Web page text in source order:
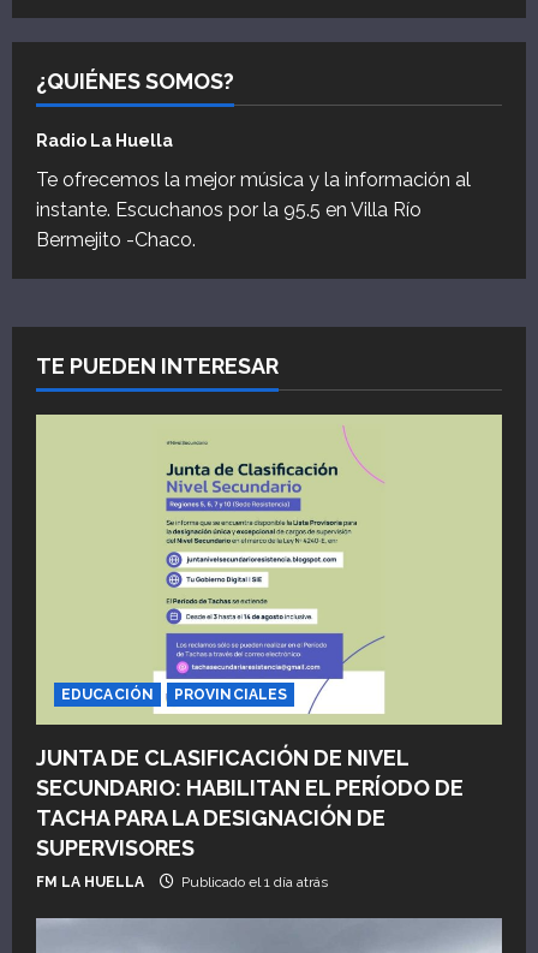
¿QUIÉNES SOMOS?
Radio La Huella
Te ofrecemos la mejor música y la información al
instante. Escuchanos por la 95.5 en Villa Río
Bermejito -Chaco.
TE PUEDEN INTERESAR
EDUCACIÓN PROVINCIALES
JUNTA DE CLASIFICACIÓN DE NIVEL
SECUNDARIO: HABILITAN EL PERÍODO DE
TACHA PARA LA DESIGNACIÓN DE
SUPERVISORES
FM LA HUELLA Publicado el 1 día atrás